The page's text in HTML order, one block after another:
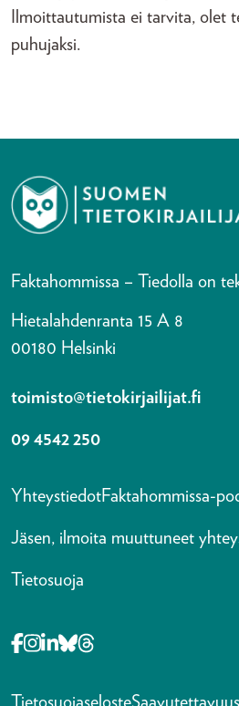
Ilmoittautumista ei tarvita, olet
puhujaksi.
Faktahommissa – Tiedolla on
Hietalahdenranta 15 A 8
00180 Helsinki
toimisto@tietokirjailijat.fi
09 4542 250
YhteystiedotFaktahommissa-
Jäsen, ilmoita muuttuneet
Tietosuoja
Opens in a new tab
Opens in a new tab
Opens in a new tab
Opens in a new tab
Tietosuojaseloste